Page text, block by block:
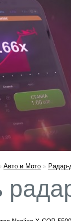
Авто и Мото » Радар-